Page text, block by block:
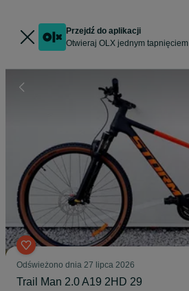
Przejdź do aplikacji
Otwieraj OLX jednym tapnięciem
Odświeżono dnia 27 lipca 2026
Trail Man 2.0 A19 2HD 29